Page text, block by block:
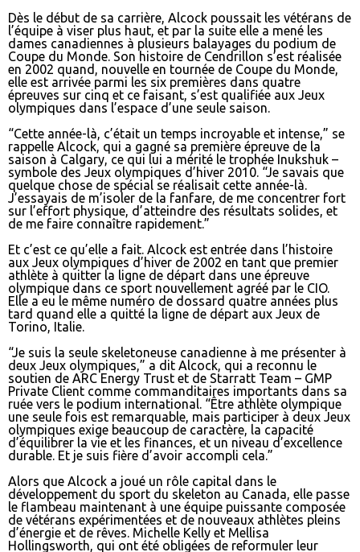
Dès le début de sa carrière, Alcock poussait les vétérans de
l’équipe à viser plus haut, et par la suite elle a mené les
dames canadiennes à plusieurs balayages du podium de
Coupe du Monde. Son histoire de Cendrillon s’est réalisée
en 2002 quand, nouvelle en tournée de Coupe du Monde,
elle est arrivée parmi les six premières dans quatre
épreuves sur cinq et ce faisant, s’est qualifiée aux Jeux
olympiques dans l’espace d’une seule saison.
“Cette année-là, c’était un temps incroyable et intense,” se
rappelle Alcock, qui a gagné sa première épreuve de la
saison à Calgary, ce qui lui a mérité le trophée Inukshuk –
symbole des Jeux olympiques d’hiver 2010. “Je savais que
quelque chose de spécial se réalisait cette année-là.
J’essayais de m’isoler de la fanfare, de me concentrer fort
sur l’effort physique, d’atteindre des résultats solides, et
de me faire connaître rapidement.”
Et c’est ce qu’elle a fait. Alcock est entrée dans l’histoire
aux Jeux olympiques d’hiver de 2002 en tant que premier
athlète à quitter la ligne de départ dans une épreuve
olympique dans ce sport nouvellement agréé par le CIO.
Elle a eu le même numéro de dossard quatre années plus
tard quand elle a quitté la ligne de départ aux Jeux de
Torino, Italie.
“Je suis la seule skeletoneuse canadienne à me présenter à
deux Jeux olympiques,” a dit Alcock, qui a reconnu le
soutien de ARC Energy Trust et de Starratt Team – GMP
Private Client comme commanditaires importants dans sa
ruée vers le podium international. “Être athlète olympique
une seule fois est remarquable, mais participer à deux Jeux
olympiques exige beaucoup de caractère, la capacité
d’équilibrer la vie et les finances, et un niveau d’excellence
durable. Et je suis fière d’avoir accompli cela.”
Alors que Alcock a joué un rôle capital dans le
développement du sport du skeleton au Canada, elle passe
le flambeau maintenant à une équipe puissante composée
de vétérans expérimentées et de nouveaux athlètes pleins
d’énergie et de rêves. Michelle Kelly et Mellisa
Hollingsworth, qui ont été obligées de reformuler leur